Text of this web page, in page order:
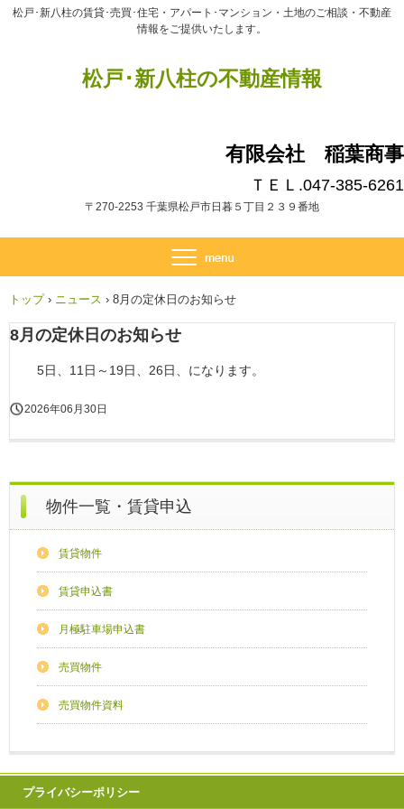
松戸･新八柱の不動産情報
松戸･新八柱の賃貸･売買･住宅・アパート･マンション・土地のご相談・不動産
情報をご提供いたします。
有限会社 稲葉商事
ＴＥＬ.047-385-6261
〒270-2253 千葉県松戸市日暮５丁目２３９番地
トップ › ニュース › 8月の定休日のお知らせ
8月の定休日のお知らせ
5日、11日～19日、26日、になります。
2026年06月30日
物件一覧・賃貸申込
賃貸物件
賃貸申込書
月極駐車場申込書
売買物件
売買物件資料
プライバシーポリシー